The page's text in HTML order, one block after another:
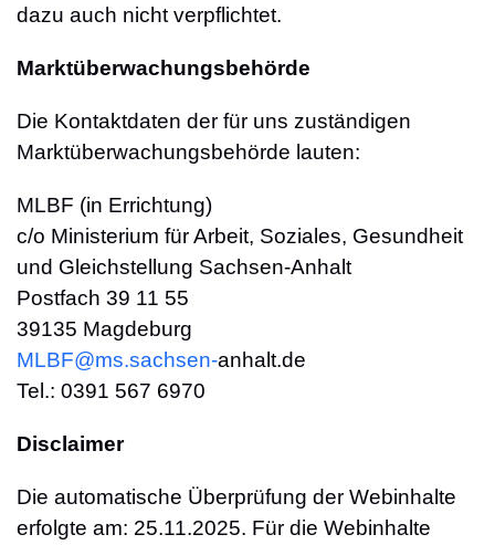
dazu auch nicht verpflichtet.
Marktüberwachungsbehörde
Die Kontaktdaten der für uns zuständigen
Marktüberwachungsbehörde lauten:
MLBF (in Errichtung)
c/o Ministerium für Arbeit, Soziales, Gesundheit
und Gleichstellung Sachsen-Anhalt
Postfach 39 11 55
39135 Magdeburg
MLBF@ms.sachsen-​anhalt.de
Tel.: 0391 567 6970
Disclaimer
Die automatische Überprüfung der Webinhalte
erfolgte am: 25.11.2025. Für die Webinhalte